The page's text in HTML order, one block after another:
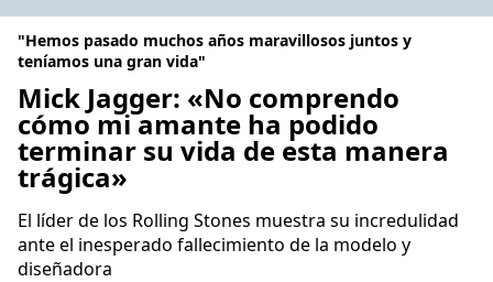
"Hemos pasado muchos años maravillosos juntos y
teníamos una gran vida"
Mick Jagger: «No comprendo
cómo mi amante ha podido
terminar su vida de esta manera
trágica»
El líder de los Rolling Stones muestra su incredulidad
ante el inesperado fallecimiento de la modelo y
diseñadora